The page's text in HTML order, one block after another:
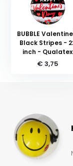
BUBBLE
Black Stripes -
inch - Qualatex
€ 3,75